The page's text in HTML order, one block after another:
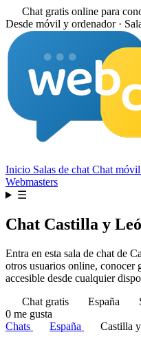
Chat gratis online para
Desde móvil y ordenador ·
Inicio Salas de chat Chat móvil
Webmasters
☰
Chat Castilla y
Entra en esta sala de chat de
otros usuarios online, conocer
accesible desde cualquier
Chat gratis
España
0 me gusta
Chats
España Castilla